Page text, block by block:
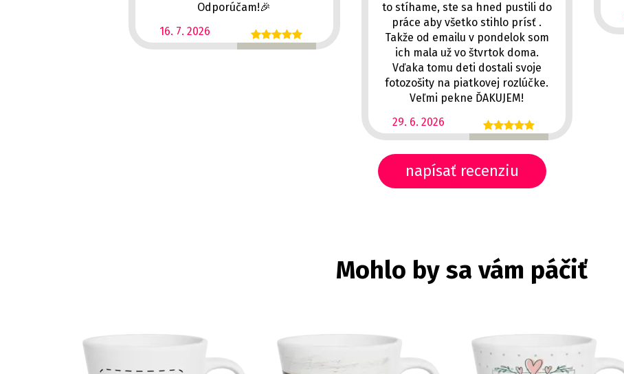
16. 7. 2026
Odporúčam!🎉
29. 6. 2026
to stíhame, ste sa hned pustili do
práce aby všetko stihlo prísť .
Takže od emailu v pondelok som
ich mala už vo štvrtok doma.
Vďaka tomu deti dostali svoje
fotozošity na piatkovej rozlúčke.
Veľmi pekne ĎAKUJEM!
napísať recenziu
Mohlo by sa vám páčiť